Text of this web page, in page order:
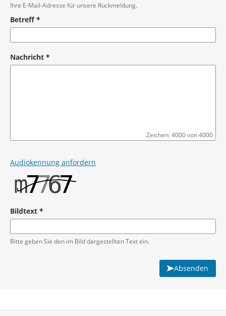
Pflichtangabe
Ihre E-Mail-Adresse für unsere Rückmeldung.
Betreff*
Nachricht *
Zeichen: 4000 von 4000
Audiokennung anfordern
Bildtext *
Pflichtangabe
Bitte geben Sie den im Bild dargestellten Text ein.
Absenden